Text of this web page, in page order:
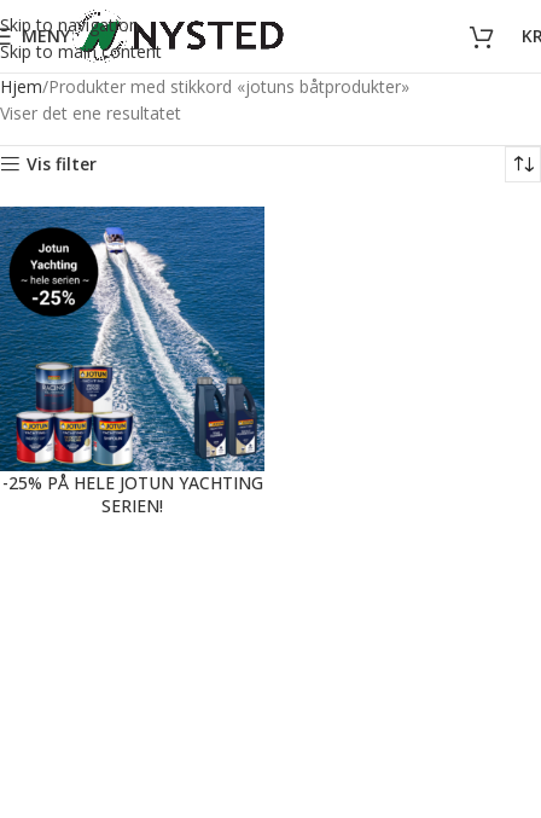
Skip to navigation
Skip to main content
MENY
Hjem Produkter med stikkord «jotuns båtprodukter»
Viser det ene resultatet
Vis filter
-25% PÅ HELE JOTUN YACHTING
SERIEN!